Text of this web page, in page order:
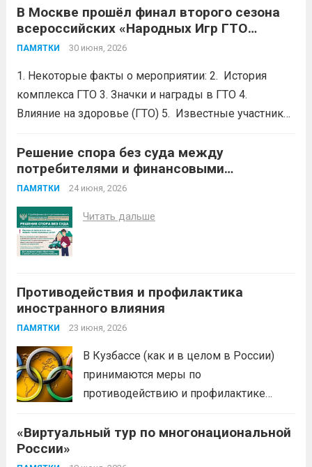
негосударственный пенсионный фонд
(НПФ) или из одного НПФ в другой,
направьте бесплатное обращение
Финансовый уполномоченный поможет
Вам вернуть...
В Москве прошёл финал второго сезона
всероссийских «Народных Игр ГТО
Спортлото».
ПАМЯТКИ 30 июня, 2026
1. Некоторые факты о мероприятии: 2. История
комплекса ГТО 3. Значки и награды в ГТО 4.
Влияние на здоровье (ГТО) 5. Известные участники
школьник.Его придумал Владимир Токарев, 15 —
летний школьник из Москвы....Читать дальше
Решение спора без суда между
потребителями и финансовыми
организациями
ПАМЯТКИ 24 июня, 2026
Читать дальше
Противодействия и профилактика
иностранного влияния
ПАМЯТКИ 23 июня, 2026
В Кузбассе (как и в целом в России)
принимаются меры по
противодействию и профилактике
(манипулирования спортивными
«Виртуальный тур по многонациональной
России»